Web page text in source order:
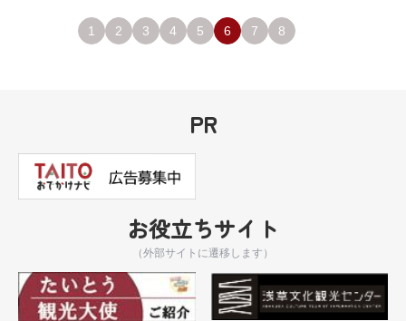
1 2 3 4 5 6 7 8
PR
お役立ちサイト
（外部サイトに遷移します）